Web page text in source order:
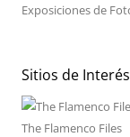
Exposiciones de
Sitios de Interés
The Flamenco Files